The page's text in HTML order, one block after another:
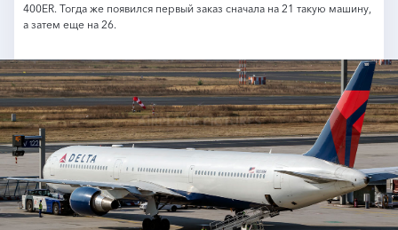
400ER. Тогда же появился первый заказ сначала на 21 такую машину,
а затем еще на 26.